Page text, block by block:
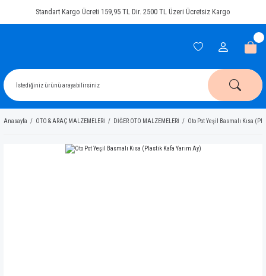
Standart Kargo Ücreti 159,95 TL Dir. 2500 TL Üzeri Ücretsiz Kargo
Anasayfa OTO & ARAÇ MALZEMELERİ DİĞER OTO MALZEMELERİ Oto Pot Yeşil Basmalı Kısa